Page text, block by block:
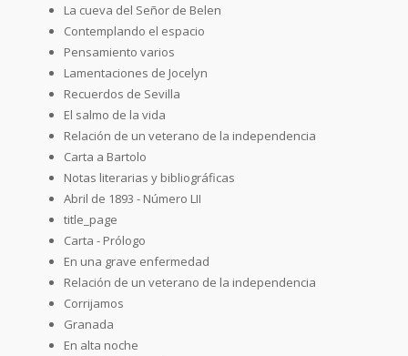
La cueva del Señor de Belen
Contemplando el espacio
Pensamiento varios
Lamentaciones de Jocelyn
Recuerdos de Sevilla
El salmo de la vida
Relación de un veterano de la independencia
Carta a Bartolo
Notas literarias y bibliográficas
Abril de 1893 - Número LII
title_page
Carta - Prólogo
En una grave enfermedad
Relación de un veterano de la independencia
Corrijamos
Granada
En alta noche